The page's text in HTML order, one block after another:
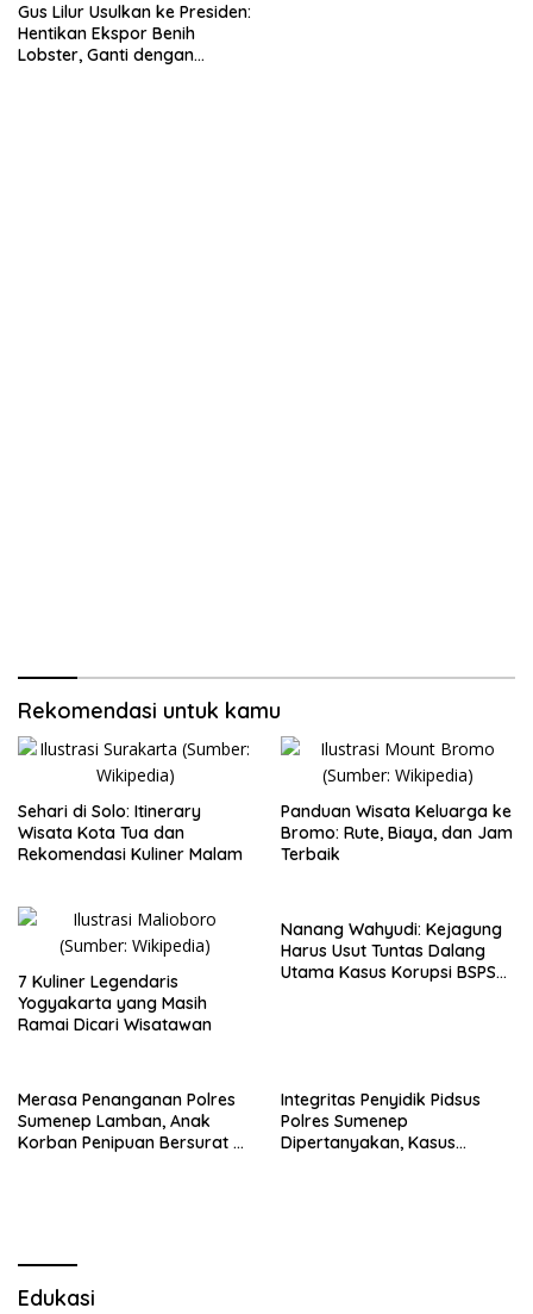
Gus Lilur Usulkan ke Presiden:
Hentikan Ekspor Benih
Lobster, Ganti dengan
Rekomendasi untuk kamu
Sehari di Solo: Itinerary
Wisata Kota Tua dan
Rekomendasi Kuliner Malam
Panduan Wisata Keluarga ke
Bromo: Rute, Biaya, dan Jam
Terbaik
7 Kuliner Legendaris
Yogyakarta yang Masih
Ramai Dicari Wisatawan
Nanang Wahyudi: Kejagung
Harus Usut Tuntas Dalang
Utama Kasus Korupsi BSPS
Merasa Penanganan Polres
Sumenep Lamban, Anak
Korban Penipuan Bersurat ke
Integritas Penyidik Pidsus
Polres Sumenep
Dipertanyakan, Kasus
Edukasi